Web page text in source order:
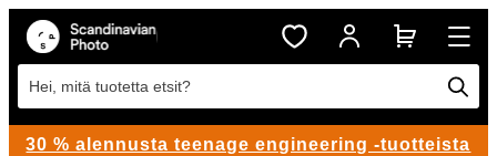
Hei, mitä tuotetta etsit?
30 % alennusta teenage engineering -tuotteista